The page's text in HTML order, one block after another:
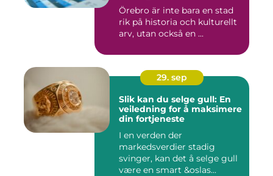
Örebro är inte bara en stad
rik på historia och kulturellt
arv, utan också en ...
29. sep
Slik kan du selge gull: En
veiledning for å maksimere
din fortjeneste
I en verden der
markedsverdier stadig
svinger, kan det å selge gull
være en smart &oslas...